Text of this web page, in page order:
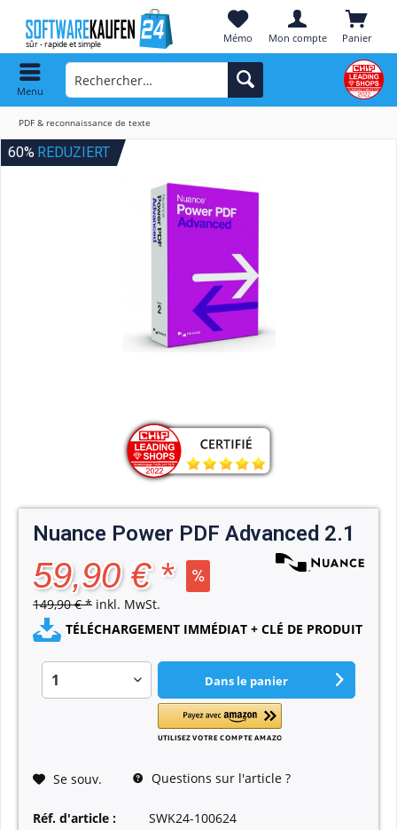
Panier
Mémo Mon compte
Menu
PDF & reconnaissance de texte
60% REDUZIERT
Nuance Power PDF Advanced 2.1
59,90 € *
149,90 € * inkl. MwSt.
TÉLÉCHARGEMENT IMMÉDIAT + CLÉ DE PRODUIT
Dans le panier
Se souv. Questions sur l'article ?
Réf. d'article :
SWK24-100624